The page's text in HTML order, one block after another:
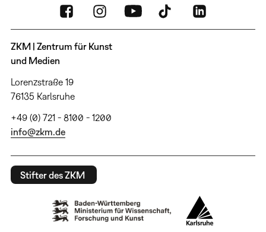
ZKM | Zentrum für Kunst
und Medien
Lorenzstraße 19
76135 Karlsruhe
+49 (0) 721 - 8100 - 1200
info@zkm.de
Stifter des ZKM